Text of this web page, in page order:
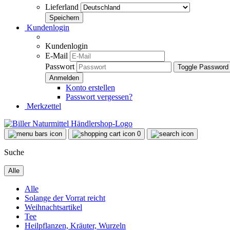
Lieferland
Kundenlogin
Kundenlogin
E-Mail
Passwort
Toggle
Konto erstellen
Passwort vergessen?
Merkzettel
0
Suche
Alle
Alle
Solange der Vorrat reicht
Weihnachtsartikel
Tee
Heilpflanzen, Kräuter, Wurzeln